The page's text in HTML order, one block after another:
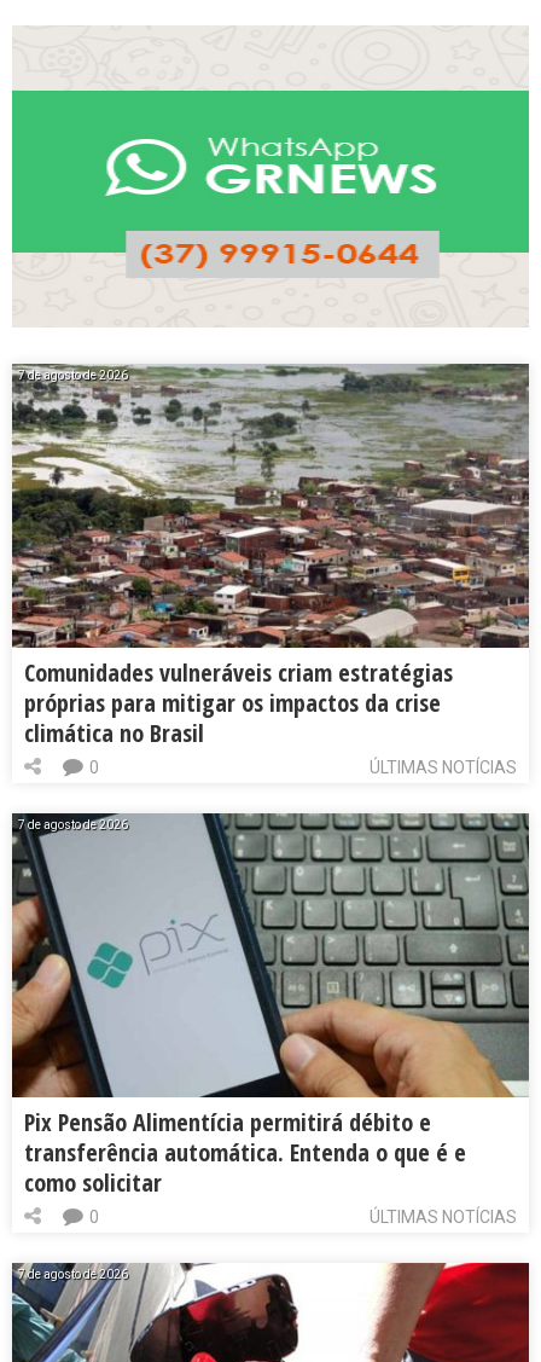
7 de agosto de 2026
Comunidades vulneráveis criam estratégias
próprias para mitigar os impactos da crise
climática no Brasil
ÚLTIMAS NOTÍCIAS
0
7 de agosto de 2026
Pix Pensão Alimentícia permitirá débito e
transferência automática. Entenda o que é e
como solicitar
ÚLTIMAS NOTÍCIAS
0
7 de agosto de 2026